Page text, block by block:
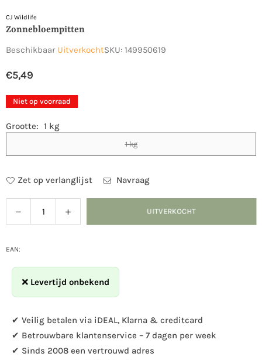
CJ Wildlife
Zonnebloempitten
Beschikbaar UitverkochtSKU: 149950619
Normale
prijs
€5,49
Niet op voorraad
Grootte: 1 kg
1 kg
Zet op verlanglijst Navraag
Hoeveelheid
Verlaag
de
Verhoog
de
UITVERKOCHT
EAN:
❌ Levertijd onbekend
✔ Veilig betalen via iDEAL, Klarna & creditcard
✔ Betrouwbare klantenservice – 7 dagen per week
✔ Sinds 2008 een vertrouwd adres